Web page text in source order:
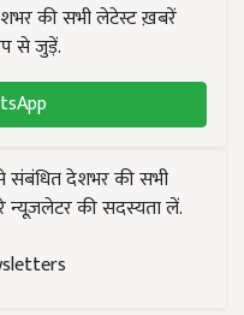
की सभी लेटेस्ट ख़बरें
से जुड़ें.
संबंधित देशभर की सभी
की सदस्यता लें.